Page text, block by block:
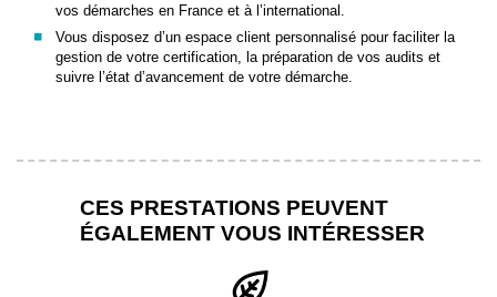
vos démarches en France et à l’international.
Vous disposez d’un espace client personnalisé pour faciliter la
gestion de votre certification, la préparation de vos audits et
suivre l’état d’avancement de votre démarche.
CES PRESTATIONS PEUVENT
ÉGALEMENT VOUS INTÉRESSER